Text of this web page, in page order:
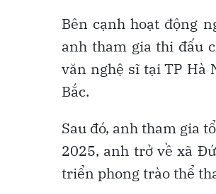
Bên cạnh hoạt động
anh tham gia thi đấu
văn nghệ sĩ tại TP Hà
Bắc.
Sau đó, anh tham gia
2025, anh trở về xã
triển phong trào thể